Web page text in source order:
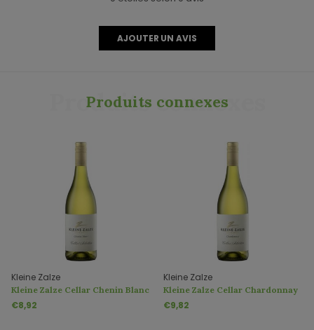
AJOUTER UN AVIS
Produits connexes
Produits connexes
Kleine Zalze
Kleine Zalze Cellar Chenin Blanc
€8,92
Kleine Zalze
Kleine Zalze Cellar Chardonnay
€9,82